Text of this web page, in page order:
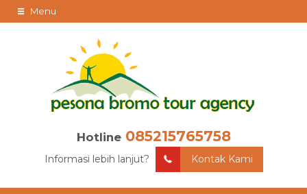
Menu
Hotline 085215765758
Informasi lebih lanjut? Kontak Kami